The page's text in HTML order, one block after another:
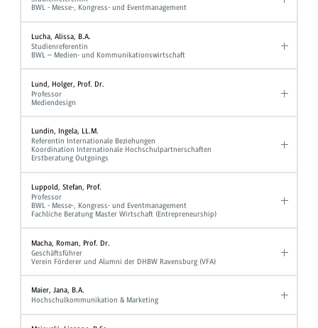
BWL - Messe-, Kongress- und Eventmanagement
Lucha, Alissa, B.A.
Studienreferentin
BWL – Medien- und Kommunikationswirtschaft
Lund, Holger, Prof. Dr.
Professor
Mediendesign
Lundin, Ingela, LL.M.
Referentin Internationale Beziehungen
Koordination Internationale Hochschulpartnerschaften
Erstberatung Outgoings
Luppold, Stefan, Prof.
Professor
BWL - Messe-, Kongress- und Eventmanagement
Fachliche Beratung Master Wirtschaft (Entrepreneurship)
Macha, Roman, Prof. Dr.
Geschäftsführer
Verein Förderer und Alumni der DHBW Ravensburg (VFA)
Maier, Jana, B.A.
Hochschulkommunikation & Marketing